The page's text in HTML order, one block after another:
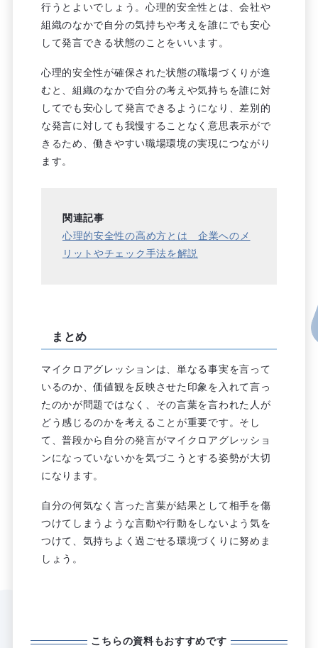
行うとよいでしょう。心理的安全性とは、会社や
組織のなかで自分の気持ちや考えを誰にでも安心
して発言できる状態のことをいいます。
心理的安全性が確保された状態の職場づくりが進
むと、組織のなかで自分の考えや気持ちを誰に対
してでも安心して発言できるようになり、差別的
な発言に対しても我慢することなく意思表示がで
きるため、働きやすい職場環境の実現につながり
ます。
関連記事
心理的安全性の高め方とは 企業へのメ
リットやチェック手法を解説
まとめ
マイクロアグレッションは、単なる事実を言って
いるのか、価値観を反映させた印象を入れて言っ
たのかが問題ではなく、その言葉を言われた人が
どう感じるのかを考えることが重要です。そし
て、普段から自分の発言がマイクロアグレッショ
ンになっていないかを気づこうとする姿勢が大切
になります。
自分の何気なく言った言葉が結果として相手を傷
つけてしまうような言動や行動をしないよう気を
つけて、気持ちよく過ごせる環境づくりに努めま
しょう。
こちらの資料もおすすめです